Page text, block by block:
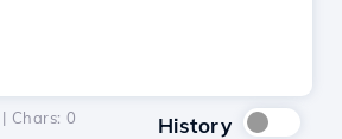
Chars: 0 History